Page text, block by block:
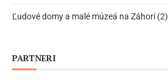
Ľudové domy a malé múzeá na Záhorí (2)
PARTNERI